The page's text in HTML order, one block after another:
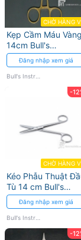
VAT
đầy
đủ
CHỜ HÀNG
Kẹp Cầm Máu Vàng
14cm Bull's
Instrumed
Đăng nhập xem giá
-
CHỜ HÀNG
Kéo Phẫu Thuật
Tù 14 cm Bull's
Instrumed Thép
Không Gỉ
Đăng nhập xem giá
-